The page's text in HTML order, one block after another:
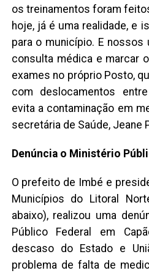
os treinamentos foram
hoje, já é uma realidade, e
para o município. E
consulta médica e marcar
exames no próprio Posto,
com deslocamentos
evita a contaminação em
secretária de Saúde, Jeane
Denúncia o Ministério
O prefeito de Imbé e
Municípios do Litoral
abaixo), realizou uma
Público Federal em
descaso do Estado e
problema de falta de